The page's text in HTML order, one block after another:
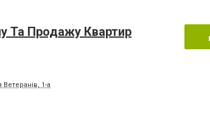
Та Продажу Квартир
Ветеранів, 1-а